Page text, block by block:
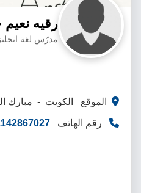
رقيه
مدرّس لغة
الموقع الكويت - مبارك
رقم الهاتف